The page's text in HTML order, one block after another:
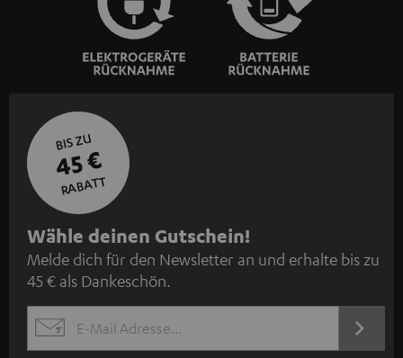
BIS ZU
45 €
RABATT
N
e
w
s
l
Wähle deinen Gutschein!
Melde dich für den Newsletter an und erhalte bis zu
45 € als Dankeschön.
EMAIL
JETZT